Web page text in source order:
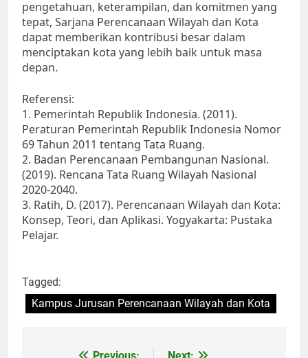
pengetahuan, keterampilan, dan komitmen yang
tepat, Sarjana Perencanaan Wilayah dan Kota
dapat memberikan kontribusi besar dalam
menciptakan kota yang lebih baik untuk masa
depan.
Referensi:
1. Pemerintah Republik Indonesia. (2011).
Peraturan Pemerintah Republik Indonesia Nomor
69 Tahun 2011 tentang Tata Ruang.
2. Badan Perencanaan Pembangunan Nasional.
(2019). Rencana Tata Ruang Wilayah Nasional
2020-2040.
3. Ratih, D. (2017). Perencanaan Wilayah dan Kota:
Konsep, Teori, dan Aplikasi. Yogyakarta: Pustaka
Pelajar.
Tagged:
Kampus Jurusan Perencanaan Wilayah dan Kota
Previous: Next: